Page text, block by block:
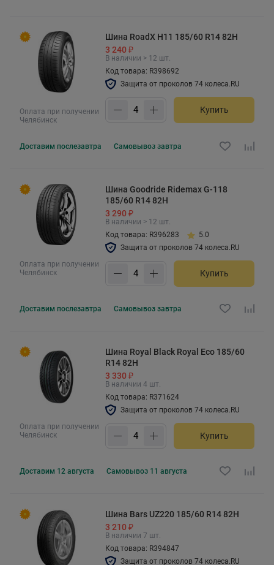
Оплата при получении
Челябинск
Шина RoadX H11 185/60 R14 82H
3 240 ₽
В наличии > 12 шт.
Код товара: R398692
Защита от проколов 74 колеса.RU
Купить
Доставим послезавтра Самовывоз завтра
Оплата при получении
Челябинск
Шина Goodride Ridemax G-118
185/60 R14 82H
3 290 ₽
В наличии > 12 шт.
Код товара: R396283
5.0
Защита от проколов 74 колеса.RU
Купить
Доставим послезавтра Самовывоз завтра
Оплата при получении
Челябинск
Шина Royal Black Royal Eco 185/60
R14 82H
3 330 ₽
В наличии 4 шт.
Код товара: R371624
Защита от проколов 74 колеса.RU
Купить
Доставим 12 августа Самовывоз 11 августа
Шина Bars UZ220 185/60 R14 82H
3 210 ₽
В наличии 7 шт.
Код товара: R394847
Защита от проколов 74 колеса.RU